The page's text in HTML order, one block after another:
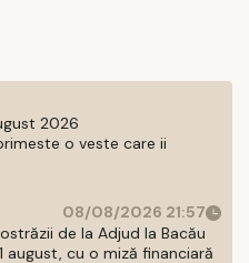
2026
o veste care ii
08/08/2026 21:57
de la Adjud la Bacău
august, cu o miză financiară